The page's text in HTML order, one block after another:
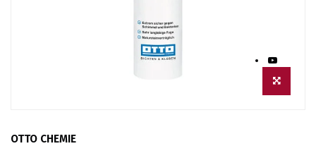
OTTO CHEMIE